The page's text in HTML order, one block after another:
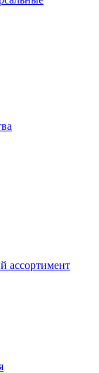
ассортимент